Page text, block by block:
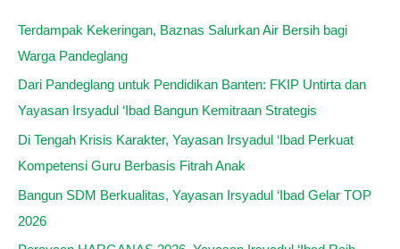
Terdampak Kekeringan, Baznas Salurkan Air Bersih bagi
Warga Pandeglang
Dari Pandeglang untuk Pendidikan Banten: FKIP Untirta dan
Yayasan Irsyadul ‘Ibad Bangun Kemitraan Strategis
Di Tengah Krisis Karakter, Yayasan Irsyadul ‘Ibad Perkuat
Kompetensi Guru Berbasis Fitrah Anak
Bangun SDM Berkualitas, Yayasan Irsyadul ‘Ibad Gelar TOP
2026